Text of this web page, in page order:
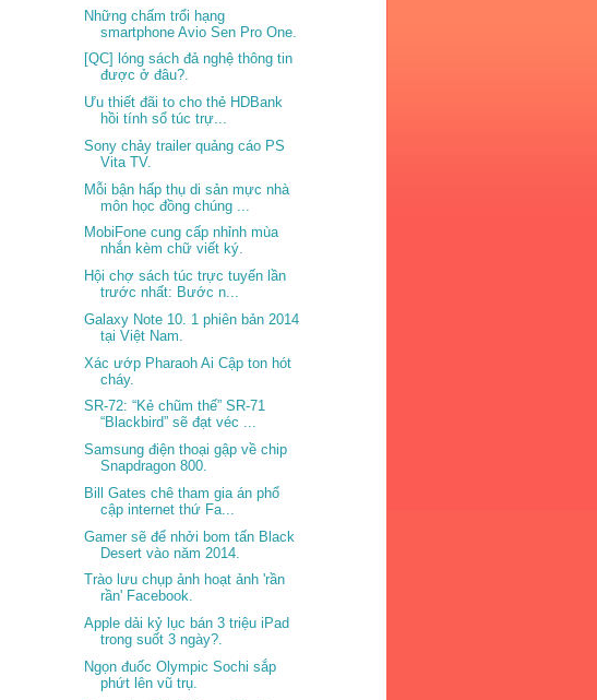
Những chấm trổi hạng
smartphone Avio Sen Pro One.
[QC] lóng sách đả nghệ thông tin
được ở đâu?.
Ưu thiết đãi to cho thẻ HDBank
hồi tính sổ túc trự...
Sony chảy trailer quảng cáo PS
Vita TV.
Mỗi bận hấp thụ di sản mực nhà
môn học đồng chúng ...
MobiFone cung cấp nhỉnh mùa
nhắn kèm chữ viết ký.
Hội chợ sách túc trực tuyến lần
trước nhất: Bước n...
Galaxy Note 10. 1 phiên bản 2014
tại Việt Nam.
Xác ướp Pharaoh Ai Cập ton hót
cháy.
SR-72: “Kẻ chũm thế” SR-71
“Blackbird” sẽ đạt véc ...
Samsung điện thoại gập về chip
Snapdragon 800.
Bill Gates chê tham gia án phổ
cập internet thứ Fa...
Gamer sẽ để nhởi bom tấn Black
Desert vào năm 2014.
Trào lưu chụp ảnh hoạt ảnh 'rần
rần' Facebook.
Apple dải kỷ lục bán 3 triệu iPad
trong suốt 3 ngày?.
Ngọn đuốc Olympic Sochi sắp
phứt lên vũ trụ.